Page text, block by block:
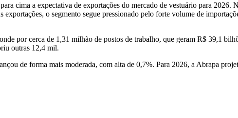
cima a expectativa de exportações do mercado de vestuário para 2026.
o segmento segue pressionado pelo forte volume de
por cerca de 1,31 milhão de postos de trabalho, que geram R$ 39,1
outras 12,4 mil.
de forma mais moderada, com alta de 0,7%. Para 2026, a Abrapa